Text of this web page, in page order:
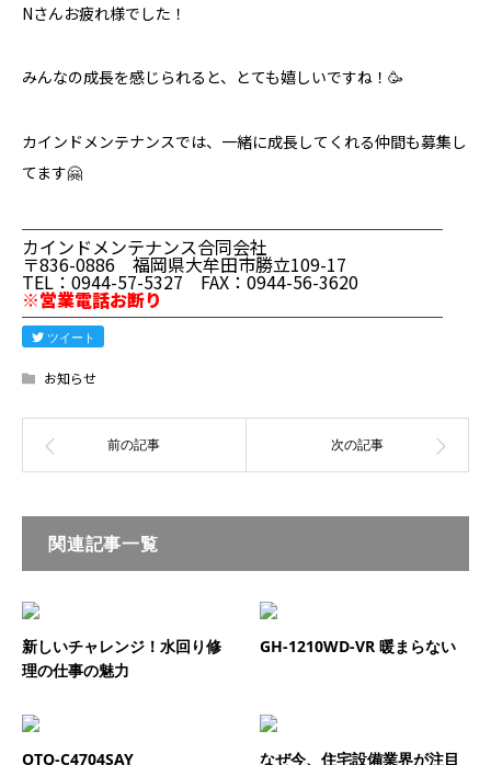
Nさんお疲れ様でした！
みんなの成長を感じられると、とても嬉しいですね！🥳
カインドメンテナンスでは、一緒に成長してくれる仲間も募集し
てます🤗
────────────────────────
カインドメンテナンス合同会社
〒836-0886 福岡県大牟田市勝立109-17
TEL：0944-57-5327 FAX：0944-56-3620
※営業電話お断り
────────────────────────
ツイート
お知らせ
関連記事一覧
新しいチャレンジ！水回り修
理の仕事の魅力
GH-1210WD-VR 暖まらない
OTQ-C4704SAY
なぜ今、住宅設備業界が注目